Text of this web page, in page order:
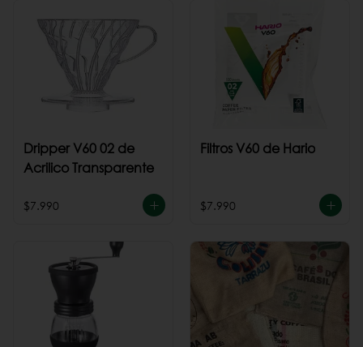
Dripper V60 02 de
Acrilico Transparente
$7.990
Filtros V60 de Hario
$7.990